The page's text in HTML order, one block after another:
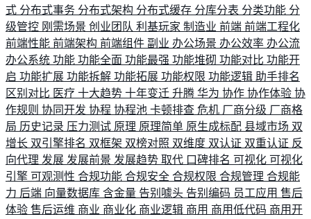
式 分布式事务 分布式架构 分布式缓存 分库分表 分类功能 分
级管控 刚需场景 创业团队 利基玩家 制造业 前端 前端工程化
前端性能 前端架构 前端组件 副业 办公场景 办公效率 办公流
办公系统 功能 功能全面 功能最强 功能堆砌 功能对比 功能开
启 功能扩展 功能拆解 功能拓展 功能权限 功能逻辑 助手排名
区别对比 医疗 十大趋势 十年变迁 升腾 华为 协作 协作体验 协
作规则 协同开发 协程 协程池 卡顿排查 危机 厂商分级 厂商格
局 历史记录 压力测试 原理 原理简单 原生成标配 县域市场 双
增长 双引擎排名 双框架 双榜对照 双维度 双认证 双重认证 反
向代理 发展 发展前景 发展趋势 取代 口碑排名 可视化 可视化
引擎 可观测性 合规功能 合规安全 合规权限 合规管理 合规能
力 后端 向量数据库 含金量 告别噱头 告别编码 员工应用 售后
体验 售后运维 商业 商业化 商业逻辑 商用 商用低代码 商用开